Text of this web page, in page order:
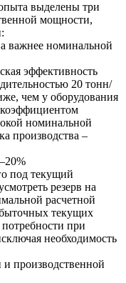
выделены три
мощности,
важнее номинальной
эффективность
20 тонн/
чем у оборудования
номинальной
производства –
под текущий
резерв на
расчетной
текущих
при
необходимость
производственной